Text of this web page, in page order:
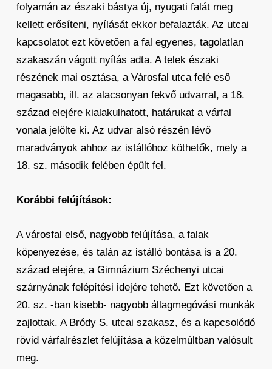
folyamán az északi bástya új, nyugati falát meg
kellett erősíteni, nyílását ekkor befalazták. Az utcai
kapcsolatot ezt követően a fal egyenes, tagolatlan
szakaszán vágott nyílás adta. A telek északi
részének mai osztása, a Városfal utca felé eső
magasabb, ill. az alacsonyan fekvő udvarral, a 18.
század elejére kialakulhatott, határukat a várfal
vonala jelölte ki. Az udvar alsó részén lévő
maradványok ahhoz az istállóhoz köthetők, mely a
18. sz. második felében épült fel.
Korábbi felújítások:
A városfal első, nagyobb felújítása, a falak
köpenyezése, és talán az istálló bontása is a 20.
század elejére, a Gimnázium Széchenyi utcai
szárnyának felépítési idejére tehető. Ezt követően a
20. sz. -ban kisebb- nagyobb állagmegóvási munkák
zajlottak. A Bródy S. utcai szakasz, és a kapcsolódó
rövid várfalrészlet felújítása a közelmúltban valósult
meg.